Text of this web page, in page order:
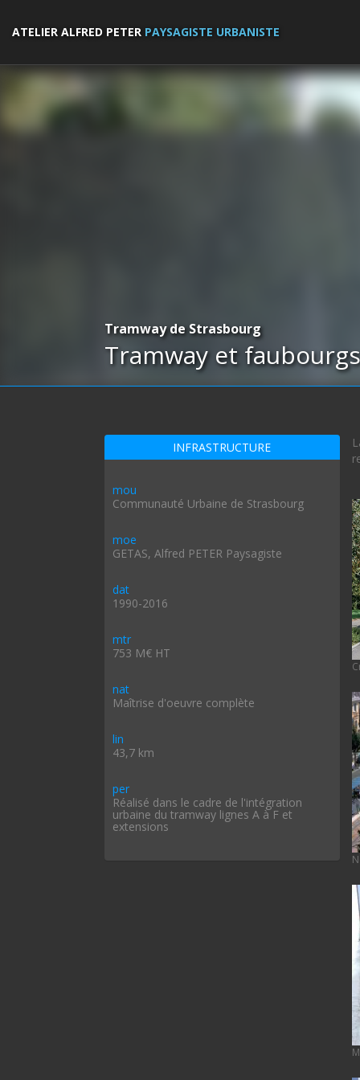
ATELIER ALFRED PETER PAYSAGISTE URBANISTE
Tramway de Strasbourg
Tramway et faubourgs
INFRASTRUCTURE
mou
Communauté Urbaine de Strasbourg
moe
GETAS, Alfred PETER Paysagiste
dat
1990-2016
mtr
753 M€ HT
nat
Maîtrise d'oeuvre complète
lin
43,7 km
per
Réalisé dans le cadre de l'intégration
urbaine du tramway lignes A à F et
extensions